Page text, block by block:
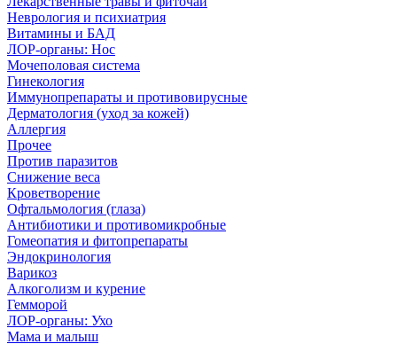
Неврология и психиатрия
Витамины и БАД
ЛОР-органы: Нос
Мочеполовая система
Гинекология
Иммунопрепараты и противовирусные
Дерматология (уход за кожей)
Аллергия
Прочее
Против паразитов
Снижение веса
Кроветворение
Офтальмология (глаза)
Антибиотики и противомикробные
Гомеопатия и фитопрепараты
Эндокринология
Варикоз
Алкоголизм и курение
Гемморой
ЛОР-органы: Ухо
Мама и малыш